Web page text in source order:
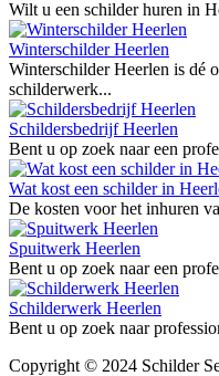
Wilt u een schilder huren in
Winterschilder Heerlen
Winterschilder Heerlen is dé
schilderwerk...
Schildersbedrijf Heerlen
Bent u op zoek naar een
Wat kost een schilder in
De kosten voor het inhuren
Spuitwerk Heerlen
Bent u op zoek naar een
Schilderwerk Heerlen
Bent u op zoek naar
Copyright © 2024 Schilder